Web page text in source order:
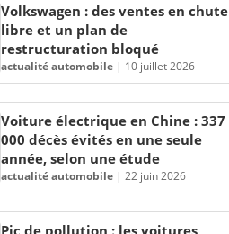
Volkswagen : des ventes en chute
libre et un plan de
restructuration bloqué
actualité automobile | 10 juillet 2026
Voiture électrique en Chine : 337
000 décès évités en une seule
année, selon une étude
actualité automobile | 22 juin 2026
Pic de pollution : les voitures